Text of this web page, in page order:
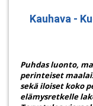
Kauhava -
Puhdas luonto,
perinteiset
sekä iloiset koko
elämysretkelle